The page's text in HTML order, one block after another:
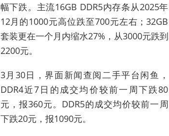
幅下跌。主流16GB DDR5内存条从2025年
12月的1000元高位跌至700元左右；32GB
套装更在一个月内缩水27%，从3000元跌到
2200元。
3月30日，界面新闻查阅二手平台闲鱼，
DDR4近7日的成交均价较前一周下跌80
元，报360元。DDR5的成交均价较前一周
下跌20元，报1090元。